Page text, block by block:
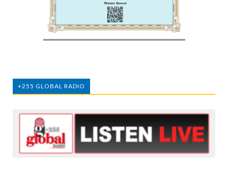
+255 GLOBAL RADIO